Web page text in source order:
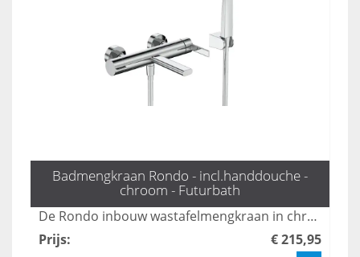
Badmengkraan Rondo - incl.handdouche -
chroom - Futurbath
De Rondo inbouw wastafelmengkraan in chroom biedt een moderne en elegante uitstraling voor elke badkamer. Met zijn gebruiksvriendelijke bediening en duurzame materialen zorgt deze kraan voor een perfecte combinatie van stijl en functionaliteit. Ideaal voor wie op zoek is naar een hoogwaardige oplossing voor hun wastafel.
Prijs: € 215,95